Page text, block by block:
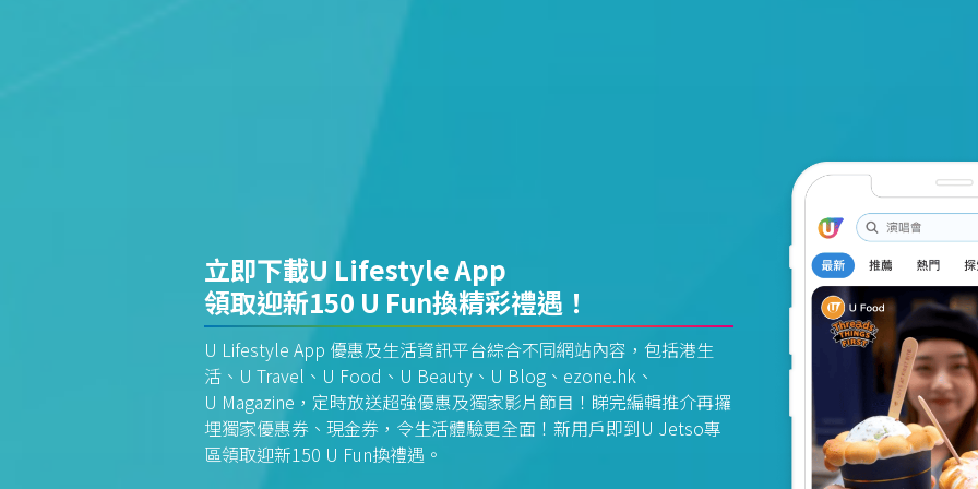
立即下載U Lifestyle App
領取迎新150 U Fun換精彩禮遇！
U Lifestyle App 優惠及生活資訊平台綜合不同網站內容，包括港生
活、U Travel、U Food、U Beauty、U Blog、ezone.hk、
U Magazine，定時放送超強優惠及獨家影片節目！睇完編輯推介再攞
埋獨家優惠券、現金券，令生活體驗更全面！新用戶即到U Jetso專
區領取迎新150 U Fun換禮遇。